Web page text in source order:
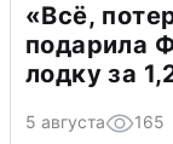
«Всё,
подарила
лодку за
5 августа 165